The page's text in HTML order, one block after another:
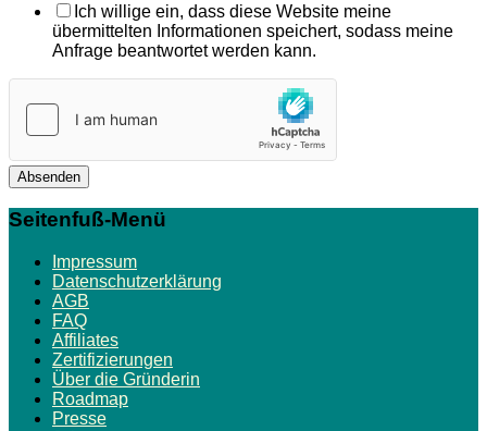
Ich willige ein, dass diese Website meine
übermittelten Informationen speichert, sodass meine
Anfrage beantwortet werden kann.
Absenden
Seitenfuß-Menü
Impressum
Datenschutzerklärung
AGB
FAQ
Affiliates
Zertifizierungen
Über die Gründerin
Roadmap
Presse